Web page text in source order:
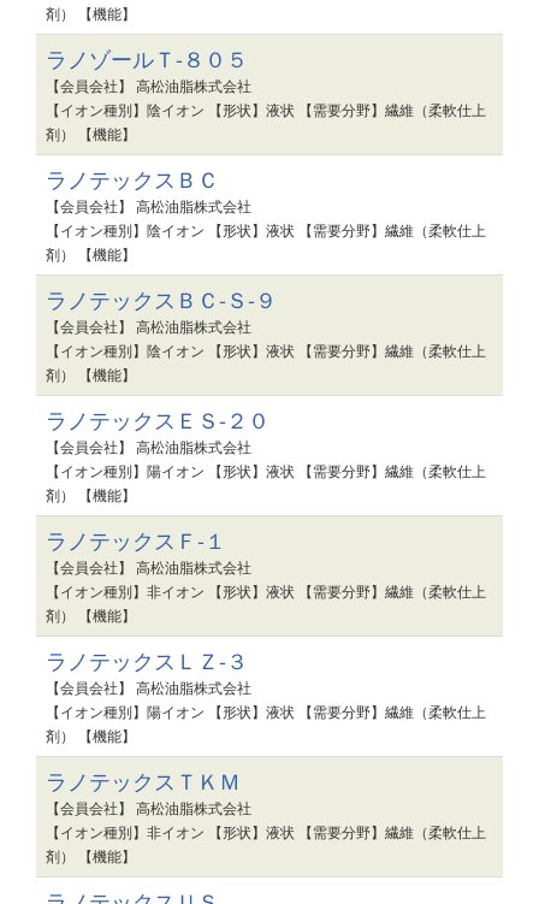
剤） 【機能】
ラノゾールＴ-８０５
【会員会社】 高松油脂株式会社
【イオン種別】陰イオン 【形状】液状 【需要分野】繊維（柔軟仕上
剤） 【機能】
ラノテックスＢＣ
【会員会社】 高松油脂株式会社
【イオン種別】陰イオン 【形状】液状 【需要分野】繊維（柔軟仕上
剤） 【機能】
ラノテックスＢＣ-Ｓ-９
【会員会社】 高松油脂株式会社
【イオン種別】陰イオン 【形状】液状 【需要分野】繊維（柔軟仕上
剤） 【機能】
ラノテックスＥＳ-２０
【会員会社】 高松油脂株式会社
【イオン種別】陽イオン 【形状】液状 【需要分野】繊維（柔軟仕上
剤） 【機能】
ラノテックスＦ-１
【会員会社】 高松油脂株式会社
【イオン種別】非イオン 【形状】液状 【需要分野】繊維（柔軟仕上
剤） 【機能】
ラノテックスＬＺ-３
【会員会社】 高松油脂株式会社
【イオン種別】陽イオン 【形状】液状 【需要分野】繊維（柔軟仕上
剤） 【機能】
ラノテックスＴＫＭ
【会員会社】 高松油脂株式会社
【イオン種別】非イオン 【形状】液状 【需要分野】繊維（柔軟仕上
剤） 【機能】